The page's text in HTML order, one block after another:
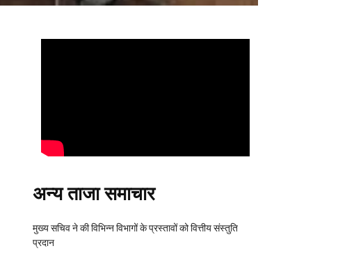
अन्य ताजा समाचार
मुख्य सचिव ने की विभिन्न विभागों के प्रस्तावों को वित्तीय संस्तुति
प्रदान